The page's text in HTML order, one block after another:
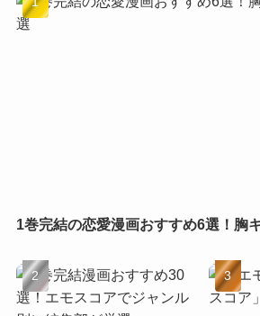
1巻完結の恋愛漫画おすすめ6選！胸